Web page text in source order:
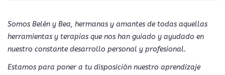
Somos Belén y Bea, hermanas y amantes de todas aquellas
herramientas y terapias que nos han guiado y ayudado en
nuestro constante desarrollo personal y profesional.
Estamos para poner a tu disposición nuestro aprendizaje